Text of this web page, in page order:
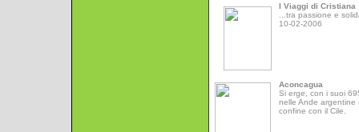
I Viaggi di Cristiana
...tra passione e
10-02-2006
Aconcagua
Si erge, con i suoi
nelle Ande argentine
confine con il Cile.